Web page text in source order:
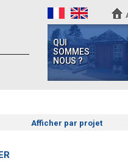
QUI
SOMMES
NOUS ?
Afficher par projet